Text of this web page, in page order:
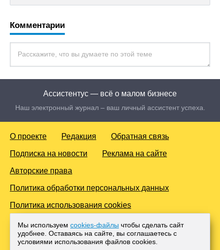
Комментарии
Ассистентус — всё о малом бизнесе
Наш электронный журнал – ваш личный ассистент успеха.
О проекте Редакция Обратная связь
Подписка на новости Реклама на сайте
Авторские права
Политика обработки персональных данных
Политика использования cookies
© 2016-2026 Все права защищены. Для лиц старше 18 лет.
Любое копирование материалов и тиражирование в сети
Интернет, либо печатных изданиях без согласования с
Администрацией проекта, преследуется законом.
Мы используем cookies-файлы чтобы сделать сайт
удобнее. Оставаясь на сайте, вы соглашаетесь с
условиями использования файлов cооkies.